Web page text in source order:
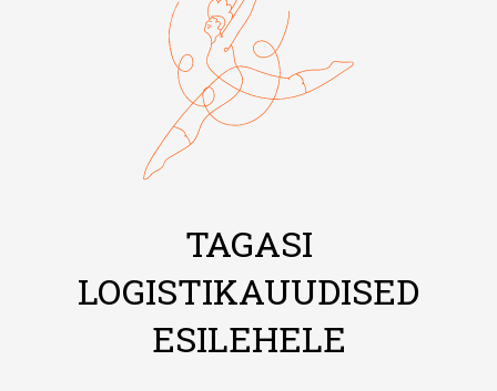
TAGASI
LOGISTIKAUUDISED
ESILEHELE